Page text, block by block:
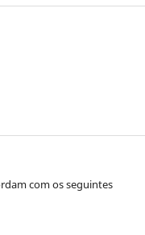
com os seguintes